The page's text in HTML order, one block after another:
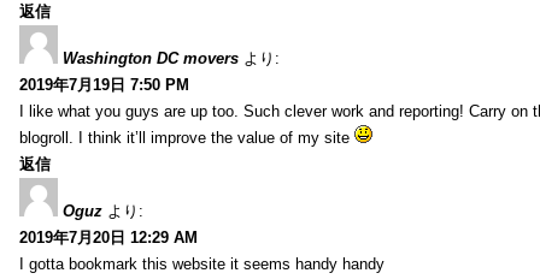
返信
Washington DC movers より:
2019年7月19日 7:50 PM
I like what you guys are up too. Such clever work and reporting! Carry
blogroll. I think it’ll improve the value of my site
返信
Oguz より:
2019年7月20日 12:29 AM
I gotta bookmark this website it seems handy handy